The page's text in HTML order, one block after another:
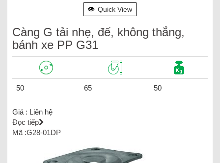
Quick View
Càng G tải nhẹ, đế, không thắng,
bánh xe PP G31
50 65 50
Giá : Liên hệ
Đọc tiếp
Mã :G28-01DP